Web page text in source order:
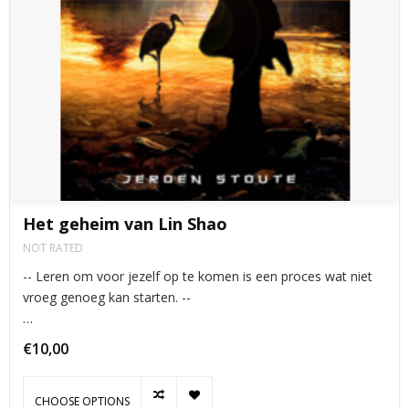
Het geheim van Lin Shao
NOT RATED
-- Leren om voor jezelf op te komen is een proces wat niet
vroeg genoeg kan starten. --
"Het geheim van Lin Shao" is een interactief verhaal wat gaat
over een jongen die van alles meemaakt in het klooster waar
hij leeft en traint. Het verhaal is gesch
€10,00
CHOOSE OPTIONS